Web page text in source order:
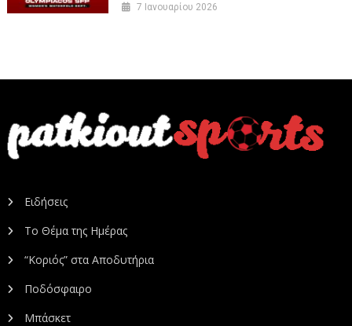
7 Ιανουαρίου 2026
Ειδήσεις
Το Θέμα της Ημέρας
“Κοριός” στα Αποδυτήρια
Ποδόσφαιρο
Μπάσκετ